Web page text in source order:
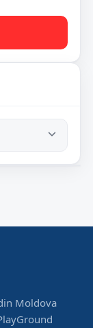
Moldova